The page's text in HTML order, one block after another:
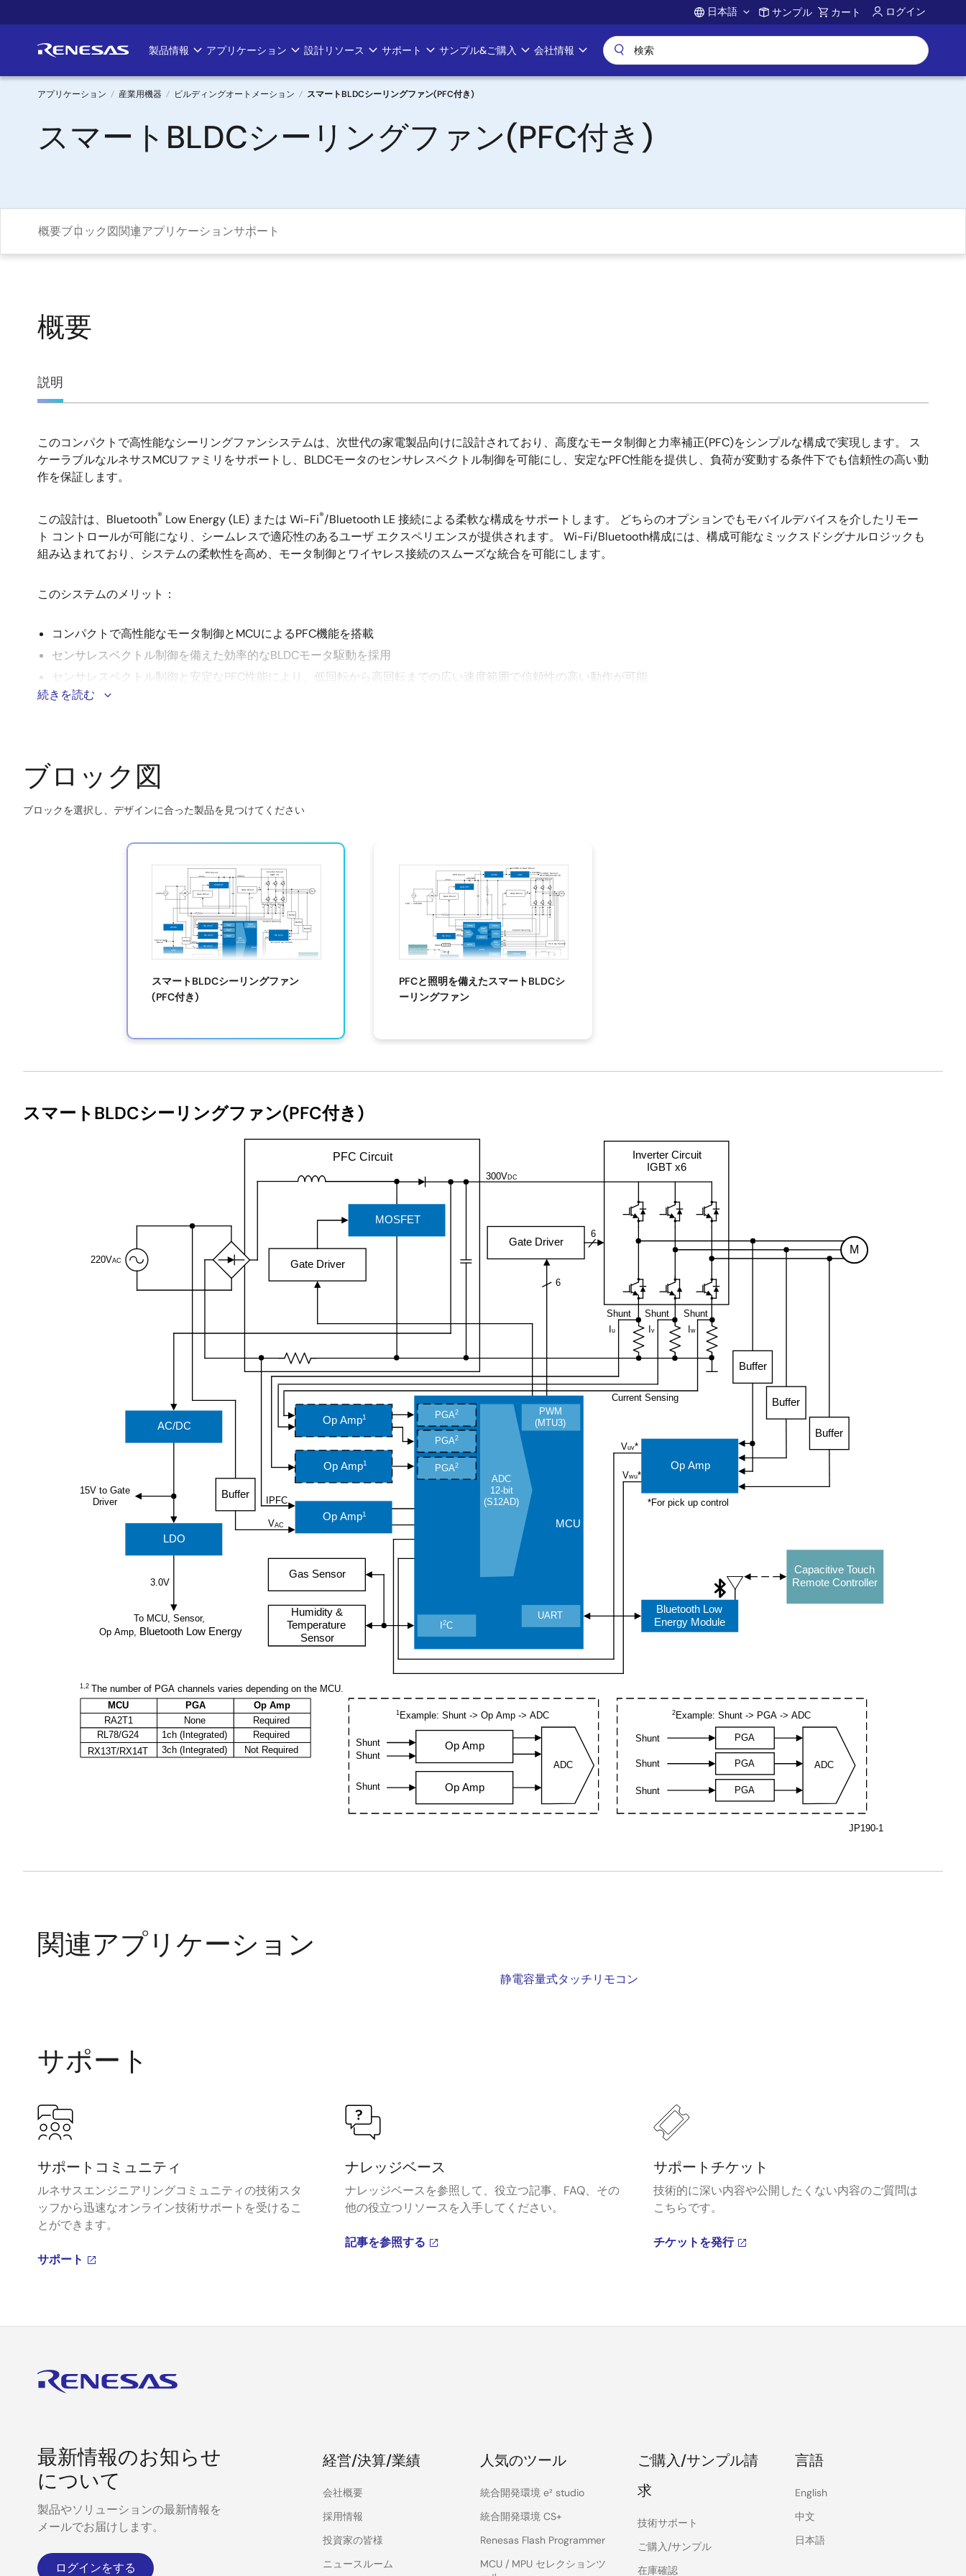
イ
ン
Account
日本語 サンプル カート ログイン
Main
navigation
製品情報 アプリケーション 設計リソース サポート サンプル&ご購入 会社情報
パ
ン
ず
アプリケーション 産業用機器 ビルディングオートメーション スマートBLDCシーリングファン(PFC付き)
スマートBLDCシーリングファン(PFC付き)
概要ブロック図関連アプリケーションサポート
概要
概
説明
説
明
このコンパクトで高性能なシーリングファンシステムは、次世代の家電製品向けに設計されており、高度なモータ制御と力率補正(PFC)をシンプルな構成で実現します。 ス
ケーラブルなルネサスMCUファミリをサポートし、BLDCモータのセンサレスベクトル制御を可能にし、安定なPFC性能を提供し、負荷が変動する条件下でも信頼性の高い動
作を保証します。
この設計は、Bluetooth® Low Energy (LE) または Wi-Fi®/Bluetooth LE 接続による柔軟な構成をサポートします。 どちらのオプションでもモバイルデバイスを介したリモー
ト コントロールが可能になり、シームレスで適応性のあるユーザ エクスペリエンスが提供されます。 Wi-Fi/Bluetooth構成には、構成可能なミックスドシグナルロジックも
組み込まれており、システムの柔軟性を高め、モータ制御とワイヤレス接続のスムーズな統合を可能にします。
このシステムのメリット：
コンパクトで高性能なモータ制御とMCUによるPFC機能を搭載
センサレスベクトル制御を備えた効率的なBLDCモータ駆動を採用
センサレスベクトル制御と安定なPFC性能により、低回転から高回転までの広い速度範囲で信頼性の高い動作が可能
IoT接続用のWi-Fi/Bluetooth LEモジュールを内蔵
続きを読む
ブロック図
ブロックを選択し、デザインに合った製品を見つけてください
スマートBLDCシーリングファン
(PFC付き)
PFCと照明を備えたスマートBLDCシ
ーリングファン
スマートBLDCシーリングファン(PFC付き)
PFC Circuit Inverter Circuit
IGBT x6
M
Gate Driver
220VAC
IPFC
VAC
To MCU, Sensor,
Op Amp,
Bluetooth Low Energy
300VDC
Buffer
Buffer
Buffer
Op Amp
Buffer
6
6
*For pick up control
Vuv*
Vwu*
Iu Iv Iw
Bluetooth Low
Energy Module
AC/DC
LDO
Op Amp1
Gas Sensor
Humidity &
Temperature
Sensor
Capacitive Touch
Remote Controller
MOSFET
Gate Driver
15V to Gate
Driver
3.0V
Op Amp1
Op Amp1
Current Sensing
Shunt Shunt Shunt
JP190-1
1,2 The number of PGA channels varies depending on the MCU
Op Amp
ADC
Op Amp
Shunt
Shunt
Shunt
1 Example:Shunt-> Op Amp-> ADC
ADC
Shunt
Shunt
Shunt
2Example:Shunt-> PGA-> ADC
PGA
PGA
PGA
MCU PGA Op Amp
RA2T1
RL78/G24
RX13T/RX14T
None
Required
1ch (Integrated)
Required
3ch (Integrated) Not Required
MCU
PGA2
PGA2
PGA2
I2C
PWM
(MTU3)
UART
ADC
12-bit
(S12AD)
Block
関連アプリケーション
静電容量式タッチリモコン
サポート
サポートコミュニティ
ルネサスエンジニアリングコミュニティの技術スタ
ッフから迅速なオンライン技術サポートを受けるこ
とができます。
サポート
ナレッジベース
ナレッジベースを参照して、役立つ記事、FAQ、その
他の役立つリソースを入手してください。
記事を参照する
サポートチケット
技術的に深い内容や公開したくない内容のご質問は
こちらです。
チケットを発行
最新情報のお知らせ
について
製品やソリューションの最新情報を
メールでお届けします。
ログインをする
経営/決算/業績
会社概要
採用情報
投資家の皆様
ニュースルーム
人気のツール
統合開発環境 e² studio
統合開発環境 CS+
Renesas Flash Programmer
MCU / MPU セレクションツ
ご購入/サンプル請
求
技術サポート
ご購入/サンプル
在庫確認
言語
English
中文
日本語